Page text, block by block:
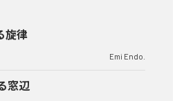
旋律
Emi Endo.
窓辺